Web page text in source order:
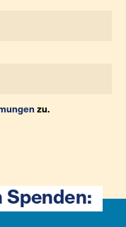
zu.